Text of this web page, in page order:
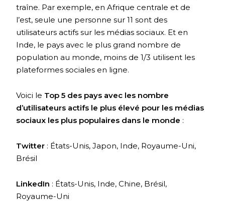
traîne. Par exemple, en Afrique centrale et de
l’est, seule une personne sur 11 sont des
utilisateurs actifs sur les médias sociaux. Et en
Inde, le pays avec le plus grand nombre de
population au monde, moins de 1/3 utilisent les
plateformes sociales en ligne.
Voici le Top 5 des pays avec les nombre
d’utilisateurs actifs le plus élevé pour les médias
sociaux les plus populaires dans le monde :
Twitter : États-Unis, Japon, Inde, Royaume-Uni,
Brésil
LinkedIn : États-Unis, Inde, Chine, Brésil,
Royaume-Uni